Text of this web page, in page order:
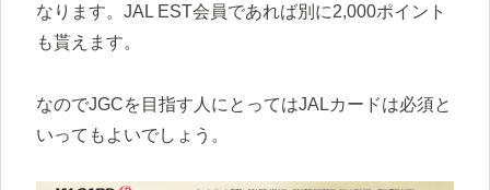
なります。JAL EST会員であれば別に2,000ポイント
も貰えます。
なのでJGCを目指す人にとってはJALカードは必須と
いってもよいでしょう。